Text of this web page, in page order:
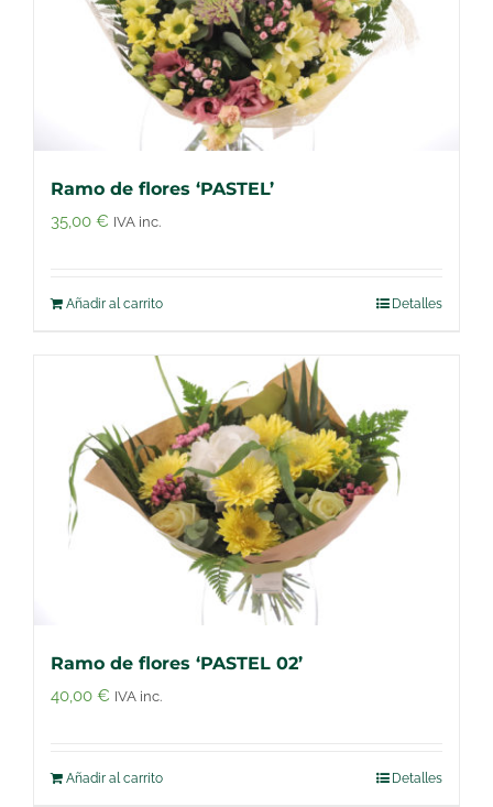
Ramo de flores ‘PASTEL’
35,00 € IVA inc.
Añadir al carrito Detalles
Ramo de flores ‘PASTEL 02’
40,00 € IVA inc.
Añadir al carrito Detalles